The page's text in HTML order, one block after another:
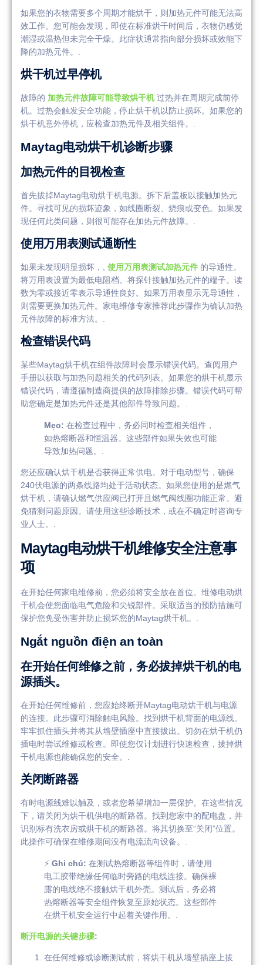
如果您的衣物需要多个周期才能烘干，则加热元件可能无法高
效工作。您可能会发现，即使在标准烘干时间后，衣物仍感觉
潮湿或温热但未完全干燥。此症状通常指向部分损坏或效能下
降的加热元件。.
烘干机过早停机
故障的 加热元件故障可能导致烘干机过热并在周期完成前停
机。过热会触发安全功能，停止烘干机以防止损坏。如果您的
烘干机意外停机，应检查加热元件及相关组件。.
Maytag电动烘干机诊断步骤
加热元件的目视检查
首先拔掉Maytag电动烘干机电源。拆下后盖板以接触加热元
件。寻找可见的损坏迹象，如线圈断裂、烧痕或变色。如果发
现任何此类问题，则很可能存在加热元件故障。.
使用万用表测试通断性
如果未发现明显损坏，, 使用万用表测试加热元件 的导通性。
将万用表设置为最低电阻档。将探针接触加热元件的端子。读
数为零或接近零表示导通性良好。如果万用表显示无导通性，
则需要更换加热元件。家电维修专家推荐此步骤作为确认加热
元件故障的标准方法。.
检查错误代码
某些Maytag烘干机在组件故障时会显示错误代码。查阅用户
手册以获取与加热问题相关的代码列表。如果您的烘干机显示
错误代码，请遵循制造商提供的故障排除步骤。错误代码可帮
助您确定是加热元件还是其他部件导致问题。.
Mẹo: 在检查过程中，务必同时检查相关组件，
如热熔断器和恒温器。这些部件如果失效也可能
导致加热问题。.
您还应确认烘干机是否获得正常供电。对于电动型号，确保
240伏电源的两条线路均处于活动状态。如果您使用的是燃气
烘干机，请确认燃气供应阀已打开且燃气阀线圈功能正常。避
免猜测问题原因。请使用这些诊断技术，或在不确定时咨询专
业人士。.
Maytag电动烘干机维修安全注意事
项
在开始任何家电维修前，您必须将安全放在首位。维修电动烘
干机会使您面临电气危险和尖锐部件。采取适当的预防措施可
保护您免受伤害并防止损坏您的Maytag烘干机。.
Ngắt nguồn điện an toàn
在开始任何维修之前，务必拔掉烘干机的电
源插头。
在开始任何维修前，您应始终断开Maytag电动烘干机与电源
的连接。此步骤可消除触电风险。找到烘干机背面的电源线。
牢牢抓住插头并将其从墙壁插座中直接拔出。切勿在烘干机仍
插电时尝试维修或检查。即使您仅计划进行快速检查，拔掉烘
干机电源也能确保您的安全。.
关闭断路器
有时电源线难以触及，或者您希望增加一层保护。在这些情况
下，请关闭为烘干机供电的断路器。找到您家中的配电盘，并
识别标有洗衣房或烘干机的断路器。将其切换至“关闭”位置。
此操作可确保在维修期间没有电流流向设备。.
⚡ Ghi chú: 在测试热熔断器等组件时，请使用
电工胶带绝缘任何临时旁路的电线连接。确保裸
露的电线绝不接触烘干机外壳。测试后，务必将
热熔断器等安全组件恢复至原始状态。这些部件
在烘干机安全运行中起着关键作用。.
断开电源的关键步骤:
在任何维修或诊断测试前，将烘干机从墙壁插座上拔